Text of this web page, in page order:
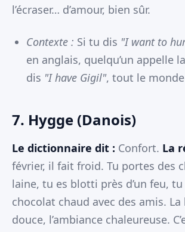
l’écraser… d’amour, bien sûr.
Contexte : Si tu dis "I want to
en anglais, quelqu’un appelle
dis "I have Gigil", tout le
7. Hygge (Danois)
Le dictionnaire dit : Confort. La
février, il fait froid. Tu portes des
laine, tu es blotti près d’un feu,
chocolat chaud avec des amis.
douce, l’ambiance chaleureuse.